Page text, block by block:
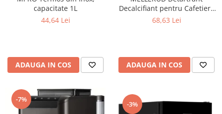
capacitate 1L
44,64 Lei
ADAUGA IN COS
Decalcifiant pentru Cafetiera
si Espressor 1 Litru
68,63 Lei
ADAUGA IN COS
-7%
-3%